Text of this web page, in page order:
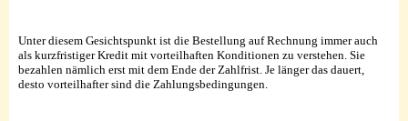
Unter diesem Gesichtspunkt ist die Bestellung auf Rechnung immer auch
als kurzfristiger Kredit mit vorteilhaften Konditionen zu verstehen. Sie
bezahlen nämlich erst mit dem Ende der Zahlfrist. Je länger das dauert,
desto vorteilhafter sind die Zahlungsbedingungen.